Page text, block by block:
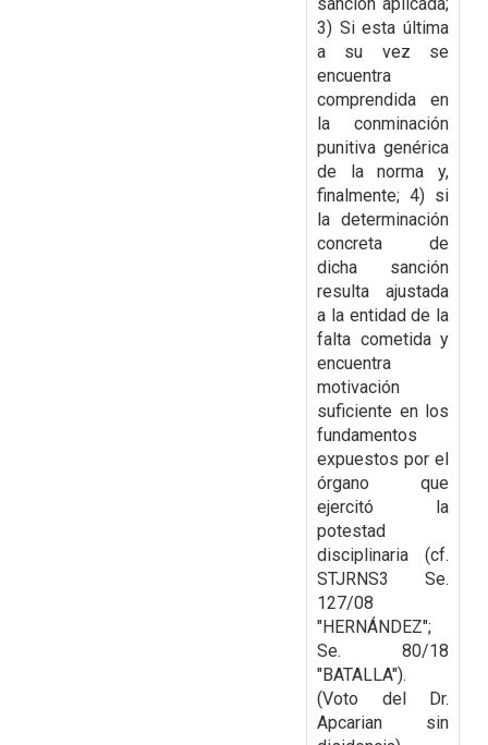
3) Si esta última
a su vez se
encuentra
comprendida en
la conminación
punitiva genérica
de la norma y,
finalmente; 4) si
la determinación
concreta de
dicha sanción
resulta ajustada
a la entidad de la
falta cometida y
encuentra
motivación
suficiente en los
fundamentos
expuestos por el
órgano que
ejercitó la
potestad
disciplinaria (cf.
STJRNS3 Se.
127/08
"HERNÁNDEZ";
Se. 80/18
"BATALLA").
(Voto del Dr.
Apcarian sin